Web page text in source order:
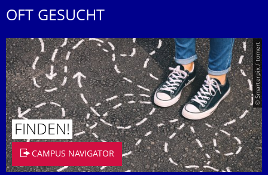
OFT GESUCHT
© Smarterpix / tomert
FINDEN!
CAMPUS NAVIGATOR